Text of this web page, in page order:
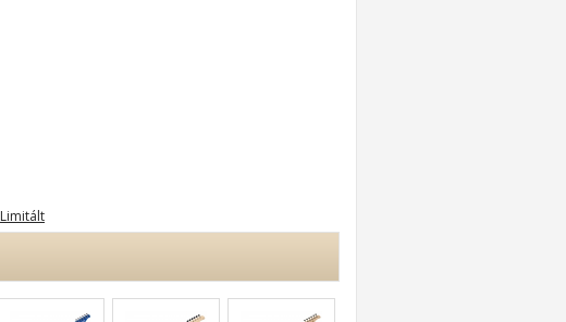
Limitált